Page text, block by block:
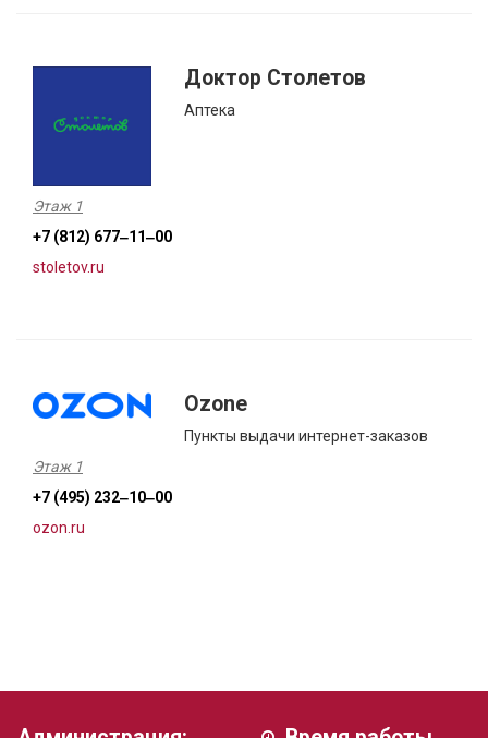
Доктор Столетов
Аптека
Этаж 1
+7 (812) 677‒11‒00
stoletov.ru
Ozone
Пункты выдачи интернет-заказов
Этаж 1
+7 (495) 232‒10‒00
ozon.ru